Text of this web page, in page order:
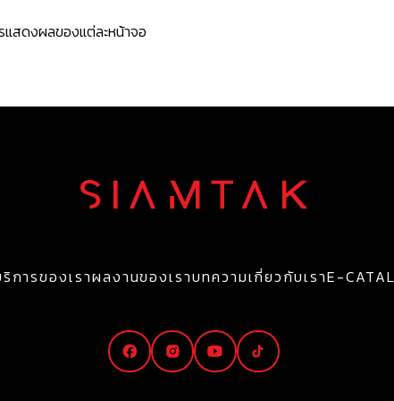
แสดงผลของแต่ละหน้าจอ
การของเราผลงานของเราบทความเกี่ยวกับเราE-